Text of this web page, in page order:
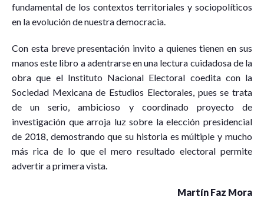
fundamental de los contextos territoriales y sociopolíticos
en la evolución de nuestra democracia.
Con esta breve presentación invito a quienes tienen en sus
manos este libro a adentrarse en una lectura cuidadosa de la
obra que el Instituto Nacional Electoral coedita con la
Sociedad Mexicana de Estudios Electorales, pues se trata
de un serio, ambicioso y coordinado proyecto de
investigación que arroja luz sobre la elección presidencial
de 2018, demostrando que su historia es múltiple y mucho
más rica de lo que el mero resultado electoral permite
advertir a primera vista.
Martín Faz Mora